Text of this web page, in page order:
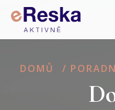
DOMŮ /